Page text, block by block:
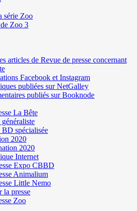
série Zoo
Zoo 3
articles de Revue de presse concernant
Facebook et Instagram
publiées sur NetGalley
publiés sur Booknode
La Bête
généraliste
BD spécialisée
2020
2020
Internet
Expo CBBD
Animalium
Little Nemo
la presse
Zoo